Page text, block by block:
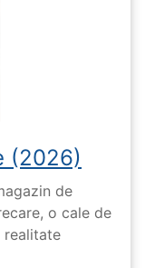
(2026)
de
o cale de
realitate